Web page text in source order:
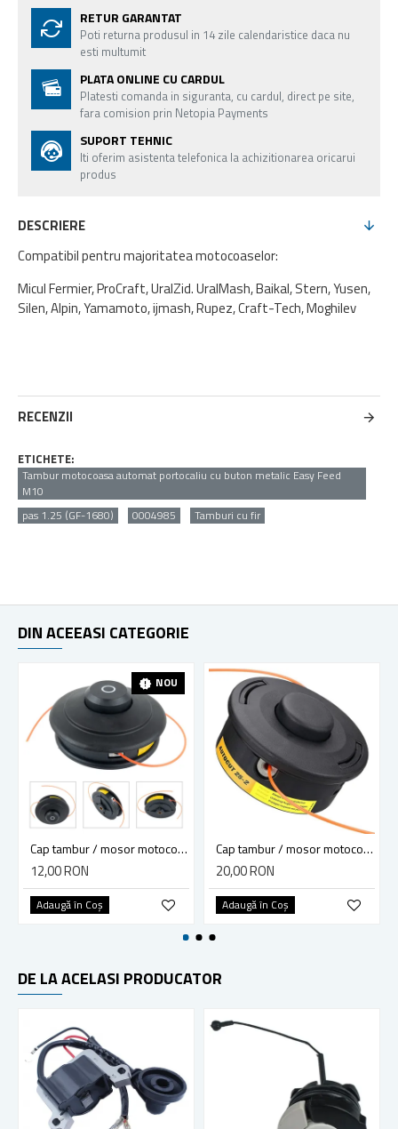
RETUR GARANTAT
Poti returna produsul in 14 zile calendaristice daca nu
esti multumit
PLATA ONLINE CU CARDUL
Platesti comanda in siguranta, cu cardul, direct pe site,
fara comision prin Netopia Payments
SUPORT TEHNIC
Iti oferim asistenta telefonica la achizitionarea oricarui
produs
DESCRIERE
Compatibil pentru majoritatea motocoaselor:
Micul Fermier, ProCraft, UralZid. UralMash, Baikal, Stern, Yusen,
Silen, Alpin, Yamamoto, ijmash, Rupez, Craft-Tech, Moghilev
RECENZII
ETICHETE:
Tambur motocoasa automat portocaliu cu buton metalic Easy Feed
M10
pas 1.25 (GF-1680)
0004985 Tamburi cu fir
DIN ACEEASI CATEGORIE
NOU
Cap tambur / mosor motocoasa cu fir (piulita 10 x 1.25) Model 1512
12,00 RON
Adaugă în Coş
Cap tambur / mosor motocoasa cu fir Autocut 25-2 (piulita 10 x 1) compatibil cu Stihl FS44 FS55 FS80 FS83 FS85 FS90 FS9
20,00 RON
Adaugă în Coş
DE LA ACELASI PRODUCATOR